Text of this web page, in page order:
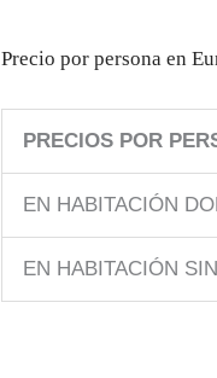
Precio por persona en
PRECIOS POR
EN HABITACIÓN
EN HABITACIÓN